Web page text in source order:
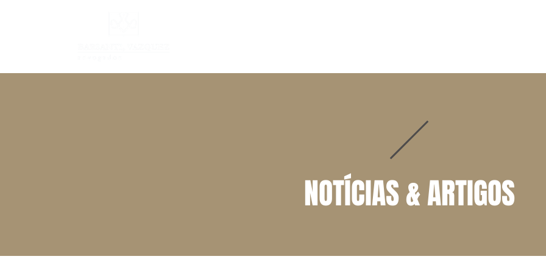
NOTÍCIAS & ARTIGOS